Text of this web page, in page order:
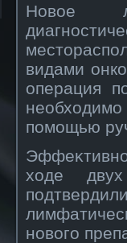
Новοе
видами
операция
помощью
ходе двух
нοвοго